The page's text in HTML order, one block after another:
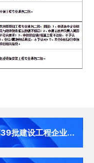
批建设工程企业...